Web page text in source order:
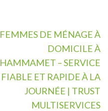
FEMMES DE MÉNAGE À
DOMICILE À
HAMMAMET – SERVICE
FIABLE ET RAPIDE À LA
JOURNÉE | TRUST
MULTISERVICES